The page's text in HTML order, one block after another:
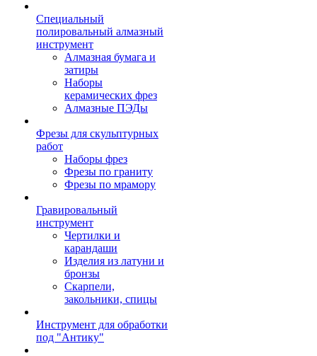
Специальный
полировальный алмазный
инструмент
Алмазная бумага и
затиры
Наборы
керамических фрез
Алмазные ПЭДы
Фрезы для скульптурных
работ
Наборы фрез
Фрезы по граниту
Фрезы по мрамору
Гравировальный
инструмент
Чертилки и
карандаши
Изделия из латуни и
бронзы
Скарпели,
закольники, спицы
Инструмент для обработки
под "Антику"